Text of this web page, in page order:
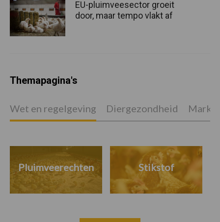
EU-pluimveesector groeit
door, maar tempo vlakt af
Themapagina's
Wet en regelgeving Diergezondheid
Pluimveerechten Stikstof